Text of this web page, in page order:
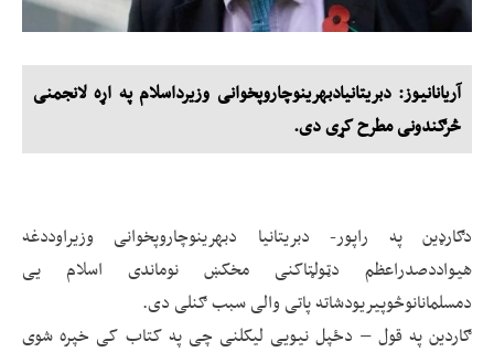
آریانانیوز: دبریتانیادبهرینوچاروپخوانی وزیرداسلام په اړه لانجمنی
څرګندونی مطرح کړی دی.
دګارډین په راپور- دبریتانیا دبهرینوچاروپخوانی وزیراوددغه
هیواددصدراعظم دټولټاکنی مخکښ نوماندی اسلام یی
دمسلمانانوڅوپیریودشاته پاتی والی سبب ګنلی دی.
ګاردین په قول – دځپل نیویی لیکلنی چی په کتاب کی خپره شوی